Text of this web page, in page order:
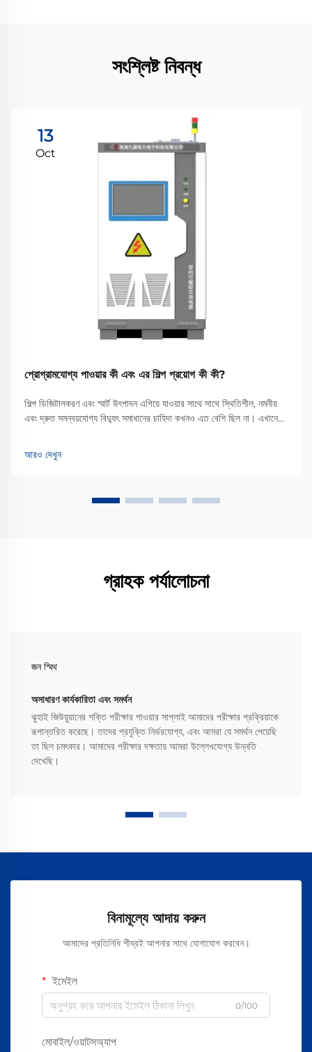
সংশ্লিষ্ট নিবন্ধ
13
Oct
প্রোগ্রামযোগ্য পাওয়ার কী এবং এর শিল্প প্রয়োগ কী কী?
শিল্প ডিজিটালকরণ এবং স্মার্ট উৎপাদন এগিয়ে যাওয়ার সাথে সাথে স্থিতিশীল, নমনীয়
এবং দ্রুত সমন্বয়যোগ্য বিদ্যুৎ সমাধানের চাহিদা কখনও এত বেশি ছিল না। এখানেই
আরও দেখুন
গ্রাহক পর্যালোচনা
জন স্মিথ
অসাধারণ কার্যকারিতা এবং সমর্থন
ঝুহাই জিউয়ুয়ানের শক্তি পরীক্ষার পাওয়ার সাপ্লাই আমাদের পরীক্ষার প্রক্রিয়াকে
রূপান্তরিত করেছে। তাদের প্রযুক্তি নির্ভরযোগ্য, এবং আমরা যে সমর্থন পেয়েছি
তা ছিল চমৎকার। আমাদের পরীক্ষার দক্ষতায় আমরা উল্লেখযোগ্য উন্নতি
দেখেছি।
বিনামূল্যে আদায় করুন
আমাদের প্রতিনিধি শীঘ্রই আপনার সাথে যোগাযোগ করবেন।
ইমেইল
0/100
মোবাইল/ওয়াটসঅ্যাপ